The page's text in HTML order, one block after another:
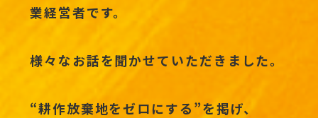
業経営者です。
様々なお話を聞かせていただきました。
“耕作放棄地をゼロにする”を掲げ、